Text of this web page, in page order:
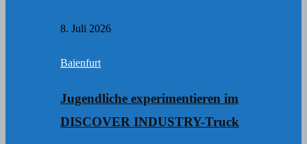
8. Juli 2026
Baienfurt
Jugendliche experimentieren im
DISCOVER INDUSTRY-Truck